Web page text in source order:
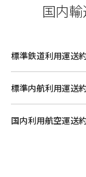
国内輸
標準鉄道利用運送
標準内航利用運送
国内利用航空運